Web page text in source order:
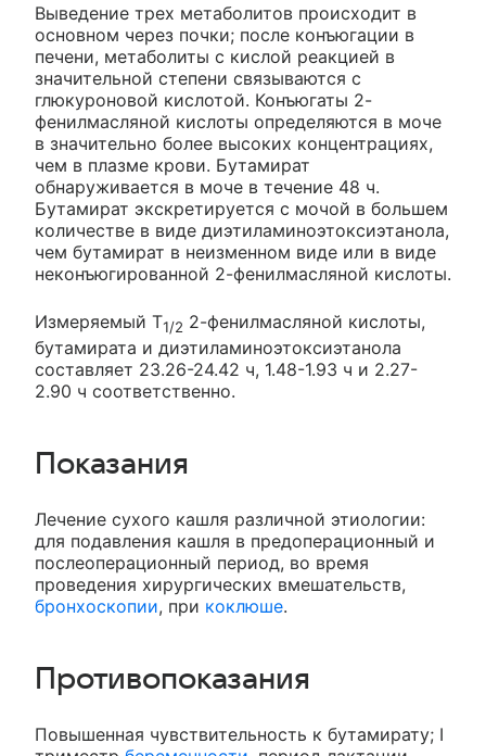
Выведение трех метаболитов происходит в
основном через почки; после конъюгации в
печени, метаболиты с кислой реакцией в
значительной степени связываются с
глюкуроновой кислотой. Конъюгаты 2-
фенилмасляной кислоты определяются в моче
в значительно более высоких концентрациях,
чем в плазме крови. Бутамират
обнаруживается в моче в течение 48 ч.
Бутамират экскретируется с мочой в большем
количестве в виде диэтиламиноэтоксиэтанола,
чем бутамират в неизменном виде или в виде
неконъюгированной 2-фенилмасляной кислоты.
Измеряемый Т1/2 2-фенилмасляной кислоты,
бутамирата и диэтиламиноэтоксиэтанола
составляет 23.26-24.42 ч, 1.48-1.93 ч и 2.27-
2.90 ч соответственно.
Показания
Лечение сухого кашля различной этиологии:
для подавления кашля в предоперационный и
послеоперационный период, во время
проведения хирургических вмешательств,
бронхоскопии, при коклюше.
Противопоказания
Повышенная чувствительность к бутамирату; I